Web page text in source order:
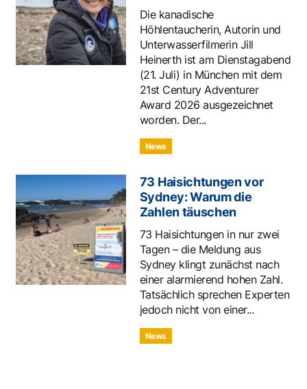
Die kanadische
Höhlentaucherin, Autorin und
Unterwasserfilmerin Jill
Heinerth ist am Dienstagabend
(21. Juli) in München mit dem
21st Century Adventurer
Award 2026 ausgezeichnet
worden. Der...
News
73 Haisichtungen vor
Sydney: Warum die
Zahlen täuschen
73 Haisichtungen in nur zwei
Tagen – die Meldung aus
Sydney klingt zunächst nach
einer alarmierend hohen Zahl.
Tatsächlich sprechen Experten
jedoch nicht von einer...
News